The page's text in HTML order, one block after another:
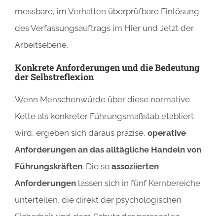
messbare, im Verhalten überprüfbare Einlösung
des Verfassungsauftrags im Hier und Jetzt der
Arbeitsebene.
Konkrete Anforderungen und die Bedeutung
der Selbstreflexion
Wenn Menschenwürde über diese normative
Kette als konkreter Führungsmaßstab etabliert
wird, ergeben sich daraus präzise, operative
Anforderungen an das alltägliche Handeln von
Führungskräften. Die so assoziierten
Anforderungenlassen sich in fünf Kernbereiche
unterteilen, die direkt der psychologischen